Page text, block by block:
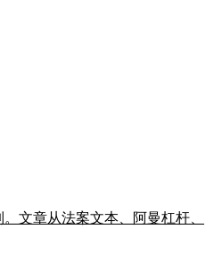
文章从法案文本、阿曼杠杆、